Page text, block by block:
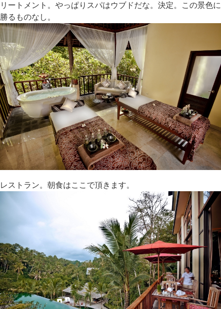
リートメント。やっぱりスパはウブドだな。決定。この景色に
勝るものなし。
レストラン。朝食はここで頂きます。